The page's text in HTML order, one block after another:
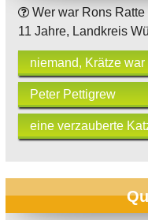
Wer war Rons
11 Jahre, Landkreis
niemand, Krätze
Peter Pettigrew
eine verzauberte